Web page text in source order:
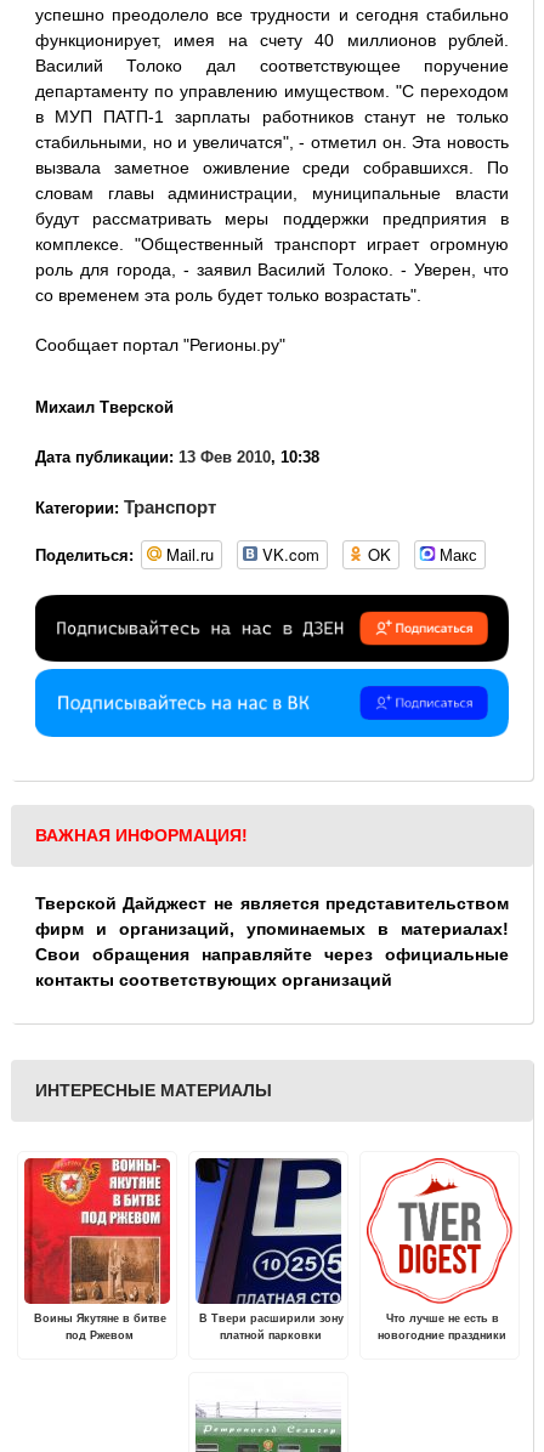
успешно преодолело все трудности и сегодня стабильно
функционирует, имея на счету 40 миллионов рублей.
Василий Толоко дал соответствующее поручение
департаменту по управлению имуществом. "С переходом
в МУП ПАТП-1 зарплаты работников станут не только
стабильными, но и увеличатся", - отметил он. Эта новость
вызвала заметное оживление среди собравшихся. По
словам главы администрации, муниципальные власти
будут рассматривать меры поддержки предприятия в
комплексе. "Общественный транспорт играет огромную
роль для города, - заявил Василий Толоко. - Уверен, что
со временем эта роль будет только возрастать".
Сообщает портал "Регионы.ру"
Михаил Тверской
Дата публикации: 13 Фев 2010, 10:38
Категории: Транспорт
Поделиться: Mail.ru VK.com OK Макс
ВАЖНАЯ ИНФОРМАЦИЯ!
Тверской Дайджест не является представительством
фирм и организаций, упоминаемых в материалах!
Свои обращения направляйте через официальные
контакты соответствующих организаций
ИНТЕРЕСНЫЕ МАТЕРИАЛЫ
Воины Якутяне в битве
под Ржевом
В Твери расширили зону
платной парковки
Что лучше не есть в
новогодние праздники